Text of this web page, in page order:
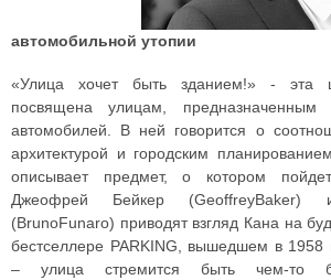
автомобильной утопии
«Улица хочет быть зданием!» - эта
посвящена улицам, предназначенным
автомобилей. В ней говорится о
архитектурой и городским
описывает предмет, о котором
Джеофрей Бейкер
(BrunoFunaro) приводят взгляд Кана на
бестселлере PARKING, вышедшем в 1958
– улица стремится быть чем-то